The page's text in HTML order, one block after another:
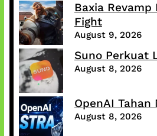
Baxia Revamp
Fight
August 9, 2026
Suno Perkuat
August 8, 2026
OpenAI Tahan
August 8, 2026